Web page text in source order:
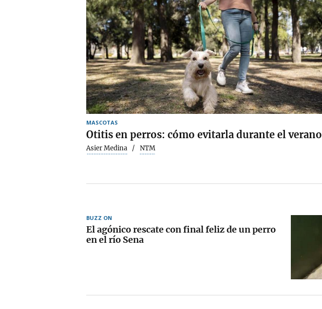
MASCOTAS
Otitis en perros: cómo evitarla durante el verano
Asier Medina NTM
BUZZ ON
El agónico rescate con final feliz de un perro
en el río Sena